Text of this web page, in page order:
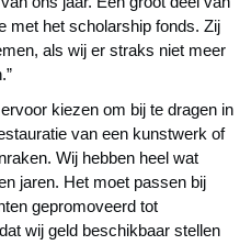
met het scholarship fonds. Zij
als wij er straks niet meer
kiezen om bij te dragen in
van een kunstwerk of
Wij hebben heel wat
jaren. Het moet passen bij
gepromoveerd tot
wij geld beschikbaar stellen